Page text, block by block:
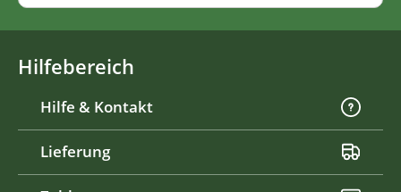
Hilfebereich
Hilfe & Kontakt
Lieferung